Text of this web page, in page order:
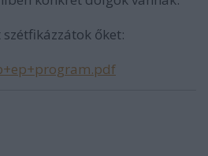
őket: